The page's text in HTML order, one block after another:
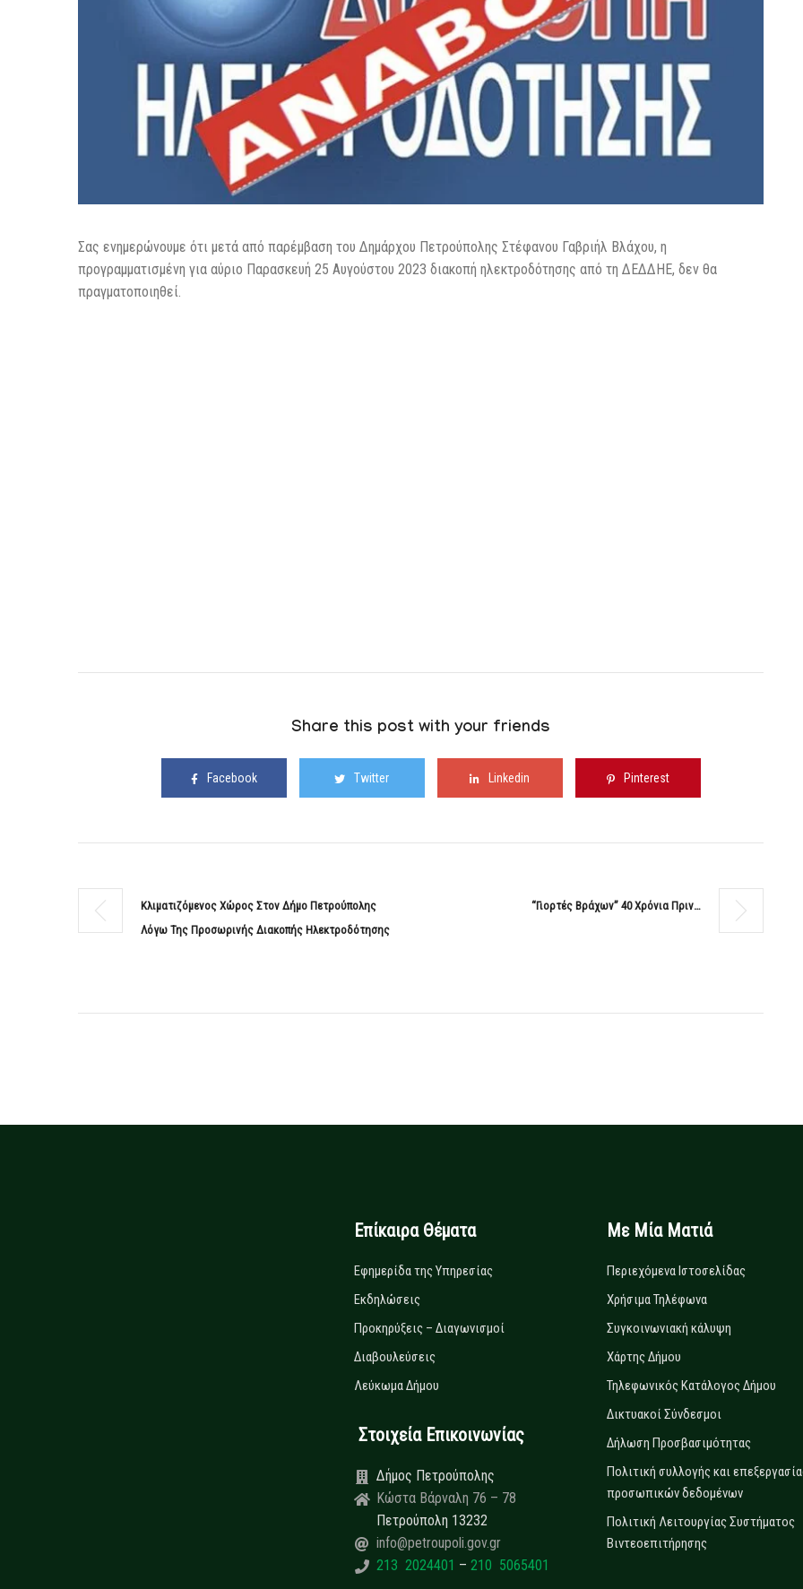
Σας ενημερώνουμε ότι μετά από παρέμβαση του Δημάρχου Πετρούπολης Στέφανου Γαβριήλ Βλάχου, η
προγραμματισμένη για αύριο Παρασκευή 25 Αυγούστου 2023 διακοπή ηλεκτροδότησης από τη ΔΕΔΔΗΕ, δεν θα
πραγματοποιηθεί.
Share this post with your friends
Facebook Twitter Linkedin Pinterest
Κλιματιζόμενος Χώρος Στον Δήμο Πετρούπολης
Λόγω Της Προσωρινής Διακοπής Ηλεκτροδότησης
“Γιορτές Βράχων” 40 Χρόνια Πριν…
Επίκαιρα Θέματα
Εφημερίδα της Υπηρεσίας
Εκδηλώσεις
Προκηρύξεις – Διαγωνισμοί
Διαβουλεύσεις
Λεύκωμα Δήμου
Στοιχεία Επικοινωνίας
Δήμος Πετρούπολης
Κώστα Βάρναλη 76 – 78
Πετρούπολη 13232
info@petroupoli.gov.gr
213 2024401 – 210 5065401
Με Μία Ματιά
Περιεχόμενα Ιστοσελίδας
Χρήσιμα Τηλέφωνα
Συγκοινωνιακή κάλυψη
Χάρτης Δήμου
Τηλεφωνικός Κατάλογος Δήμου
Δικτυακοί Σύνδεσμοι
Δήλωση Προσβασιμότητας
Πολιτική συλλογής και
προσωπικών δεδομένων
Πολιτική Λειτουργίας Συστήματος
Βιντεοεπιτήρησης